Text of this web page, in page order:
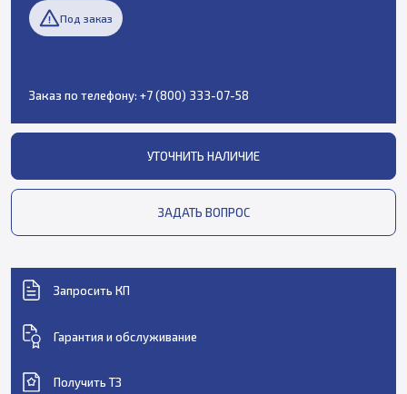
Под заказ
Заказ по телефону: +7 (800) 333-07-58
УТОЧНИТЬ НАЛИЧИЕ
ЗАДАТЬ ВОПРОС
Запросить КП
Гарантия и обслуживание
Получить ТЗ